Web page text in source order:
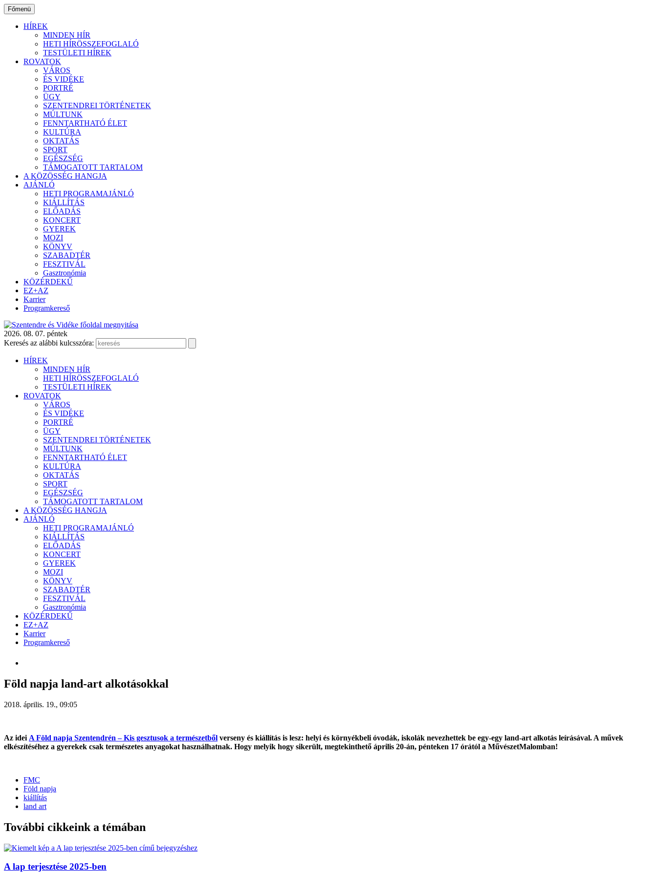
Ugrás
a
tartalomhoz
Főmenü
HÍREK
MINDEN HÍR
HETI HÍRÖSSZEFOGLALÓ
TESTÜLETI HÍREK
ROVATOK
VÁROS
ÉS VIDÉKE
PORTRÉ
ÜGY
SZENTENDREI TÖRTÉNETEK
MÚLTUNK
FENNTARTHATÓ ÉLET
KULTÚRA
OKTATÁS
SPORT
EGÉSZSÉG
TÁMOGATOTT TARTALOM
A KÖZÖSSÉG HANGJA
AJÁNLÓ
HETI PROGRAMAJÁNLÓ
KIÁLLÍTÁS
ELŐADÁS
KONCERT
GYEREK
MOZI
KÖNYV
SZABADTÉR
FESZTIVÁL
Gasztronómia
KÖZÉRDEKŰ
EZ+AZ
Karrier
Programkereső
2026. 08. 07. péntek
Keresés az alábbi kulcsszóra:
HÍREK
MINDEN HÍR
HETI HÍRÖSSZEFOGLALÓ
TESTÜLETI HÍREK
ROVATOK
VÁROS
ÉS VIDÉKE
PORTRÉ
ÜGY
SZENTENDREI TÖRTÉNETEK
MÚLTUNK
FENNTARTHATÓ ÉLET
KULTÚRA
OKTATÁS
SPORT
EGÉSZSÉG
TÁMOGATOTT TARTALOM
A KÖZÖSSÉG HANGJA
AJÁNLÓ
HETI PROGRAMAJÁNLÓ
KIÁLLÍTÁS
ELŐADÁS
KONCERT
GYEREK
MOZI
KÖNYV
SZABADTÉR
FESZTIVÁL
Gasztronómia
KÖZÉRDEKŰ
EZ+AZ
Karrier
Programkereső
Föld napja land-art alkotásokkal
2018. április. 19., 09:05
Az idei A Föld napja Szentendrén – Kis gesztusok a természetből verseny és kiállítás is lesz: helyi és környékbeli óvodák, iskolák nevezhettek be egy-egy land-art alkotás leírásával. A művek
elkészítéséhez a gyerekek csak természetes anyagokat használhatnak. Hogy melyik hogy sikerült, megtekinthető április 20-án, pénteken 17 órától a MűvészetMalomban!
FMC
Föld napja
kiállítás
land art
További cikkeink a témában
A lap terjesztése 2025-ben